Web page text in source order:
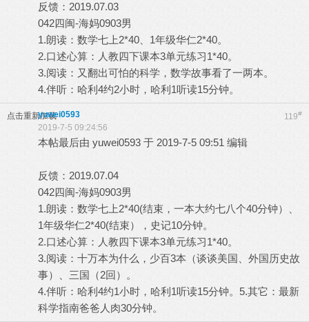
反馈：2019.07.03
042四闽-海妈0903男
1.朗读：数学七上2*40、1年级华仁2*40。
2.口述心算：人教四下课本3单元练习1*40。
3.阅读：又翻出可怕的科学，数学故事看了一两本。
4.伴听：哈利4约2小时，哈利1听读15分钟。
点击重新加载 119#
yuwei0593
2019-7-5 09:24:56
本帖最后由 yuwei0593 于 2019-7-5 09:51 编辑
反馈：2019.07.04
042四闽-海妈0903男
1.朗读：数学七上2*40(结束，一本大约七八个40分钟）、
1年级华仁2*40(结束），史记10分钟。
2.口述心算：人教四下课本3单元练习1*40。
3.阅读：十万本为什么，少百3本（谈谈美国、外国历史故
事）、三国（2回）。
4.伴听：哈利4约1小时，哈利1听读15分钟。5.其它：最新
科学指南爸爸人肉30分钟。